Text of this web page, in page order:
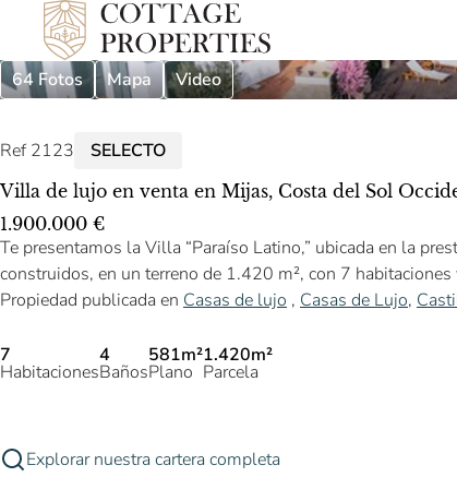
64 Fotos Mapa Video
Ref 2123 SELECTO
Villa de lujo en venta en Mijas, Costa del Sol
1.900.000 €
Te presentamos la Villa “Paraíso Latino,” ubicada en la
construidos, en un terreno de 1.420 m², con 7 habitaciones
Propiedad publicada en Casas de lujo , Casas de Lujo,
7
Habitaciones
4
Baños
581m²
Plano
1.420m²
Parcela
Explorar nuestra cartera completa